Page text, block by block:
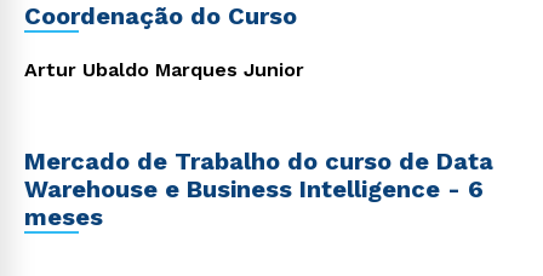
Coordenação do Curso
Artur Ubaldo Marques Junior
Mercado de Trabalho do curso de Data
Warehouse e Business Intelligence - 6
meses